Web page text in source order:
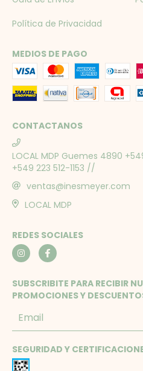
Política de Privacidad
MEDIOS DE PAGO
CONTACTANOS
LOCAL MDP Guemes 4890
+549 223 512-1153 //
ventas@inesmeyer.com
LOCAL MDP
REDES SOCIALES
SUBSCRIBITE PARA RECIBIR
PROMOCIONES Y
SEGURIDAD Y